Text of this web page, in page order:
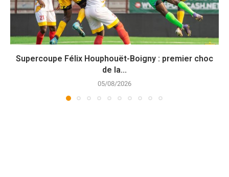
Supercoupe Félix Houphouët-Boigny : premier choc
de la...
05/08/2026